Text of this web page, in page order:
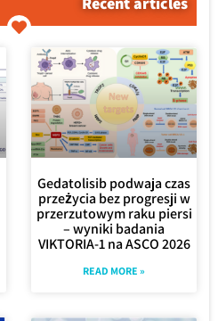
Gedatolisib podwaja czas
przeżycia bez progresji w
przerzutowym raku piersi
– wyniki badania
VIKTORIA-1 na ASCO 2026
READ MORE »